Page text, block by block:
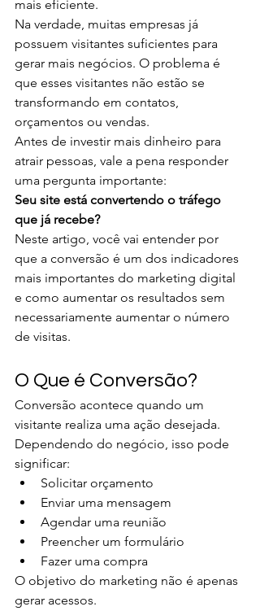
mais eficiente.
Na verdade, muitas empresas já
possuem visitantes suficientes para
gerar mais negócios. O problema é
que esses visitantes não estão se
transformando em contatos,
orçamentos ou vendas.
Antes de investir mais dinheiro para
atrair pessoas, vale a pena responder
uma pergunta importante:
Seu site está convertendo o tráfego
que já recebe?
Neste artigo, você vai entender por
que a conversão é um dos indicadores
mais importantes do marketing digital
e como aumentar os resultados sem
necessariamente aumentar o número
de visitas.
O Que é Conversão?
Conversão acontece quando um
visitante realiza uma ação desejada.
Dependendo do negócio, isso pode
significar:
Solicitar orçamento
Enviar uma mensagem
Agendar uma reunião
Preencher um formulário
Fazer uma compra
O objetivo do marketing não é apenas
gerar acessos.